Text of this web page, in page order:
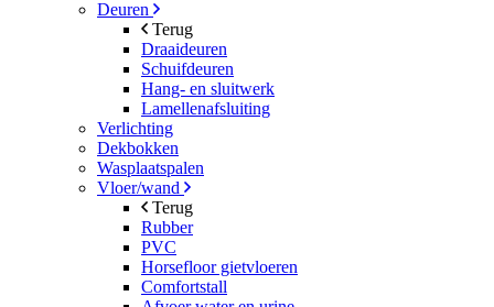
Deuren
Terug
Draaideuren
Schuifdeuren
Hang- en sluitwerk
Lamellenafsluiting
Verlichting
Dekbokken
Wasplaatspalen
Vloer/wand
Terug
Rubber
PVC
Horsefloor gietvloeren
Comfortstall